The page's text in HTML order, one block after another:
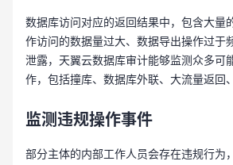
数据库访问对应的返回结果中，包含大量
作访问的数据量过大、数据导出操作过于
泄露，天翼云数据库审计能够监测众多可
作，包括撞库、数据库外联、大流量返回
监测违规操作事件
部分主体的内部工作人员会存在违规行为